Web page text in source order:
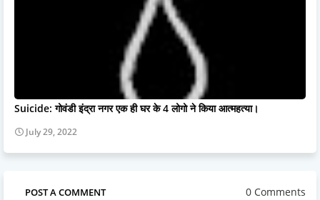
Suicide: गोवंडी इंद्रा नगर एक ही घर के 4 लोगो ने किया आत्महत्या।
July 29, 2022
POST A COMMENT 0 Comments